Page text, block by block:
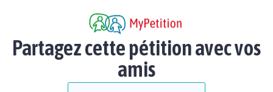
Partagez cette pétition avec vos
amis